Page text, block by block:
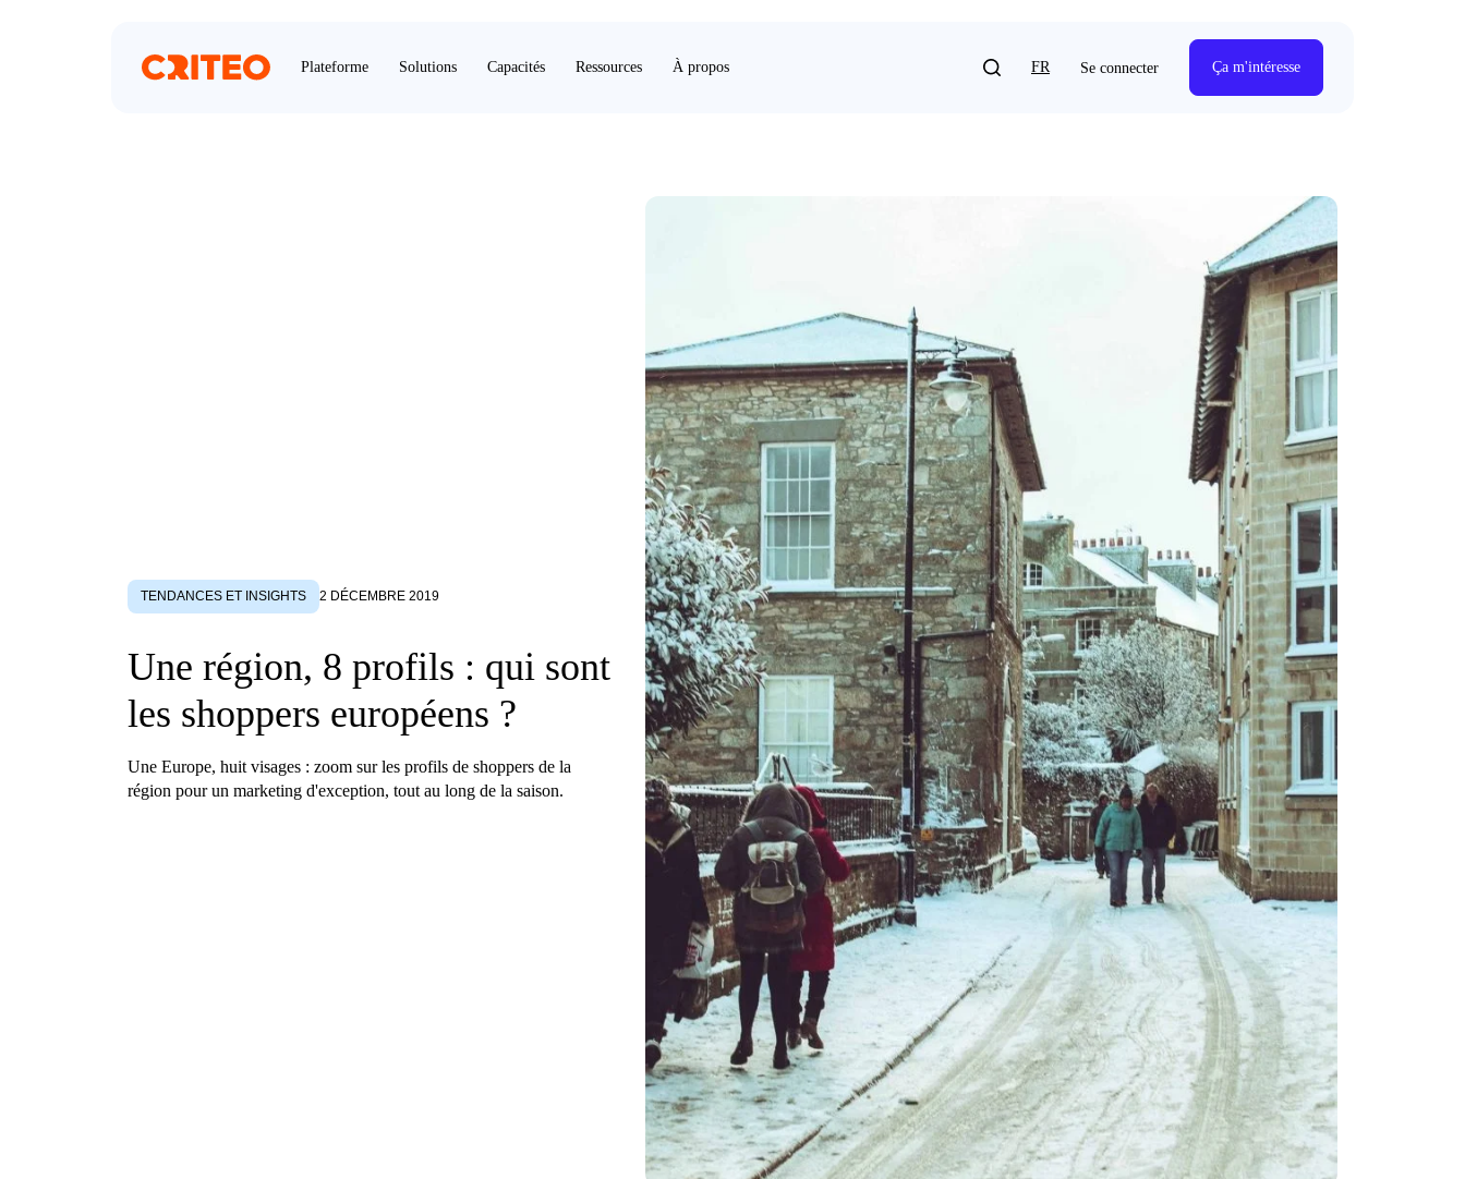
Plateforme Solutions Capacités Ressources À propos FR Se connecter Ça m'intéresse
TENDANCES ET INSIGHTS 2 DÉCEMBRE 2019
Une région, 8 profils : qui sont
les shoppers européens ?
Une Europe, huit visages : zoom sur les profils de shoppers de la
région pour un marketing d'exception, tout au long de la saison.